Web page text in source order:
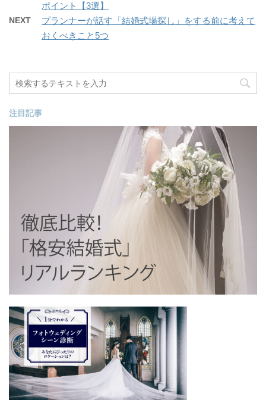
ポイント【3選】
NEXT
プランナーが話す「結婚式場探し」をする前に考えて
おくべきこと5つ
注目記事